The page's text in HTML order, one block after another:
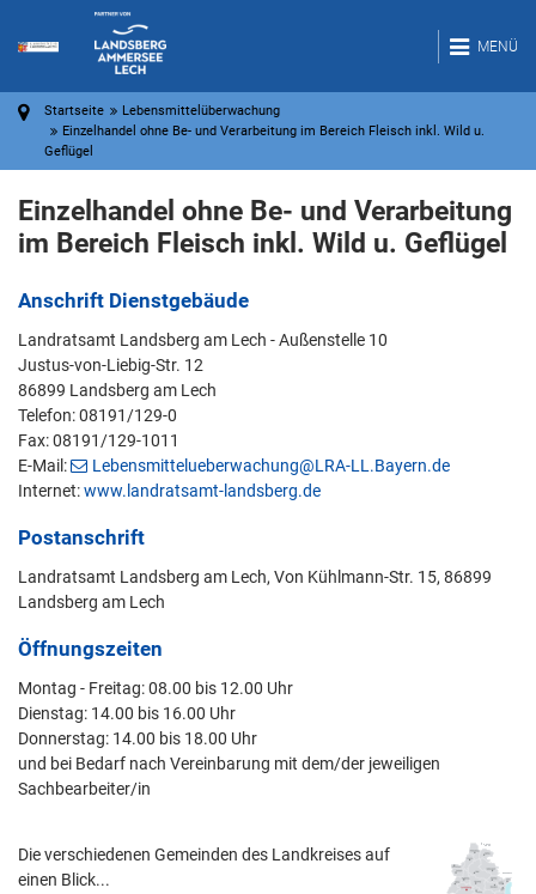
MENÜ
Startseite
Lebensmittelüberwachung
Einzelhandel ohne Be- und Verarbeitung im Bereich Fleisch inkl. Wild u.
Geflügel
Einzelhandel ohne Be- und Verarbeitung
im Bereich Fleisch inkl. Wild u. Geflügel
Anschrift Dienstgebäude
Landratsamt Landsberg am Lech - Außenstelle 10
Justus-von-Liebig-Str. 12
86899 Landsberg am Lech
Telefon: 08191/129-0
Fax: 08191/129-1011
E-Mail:
Lebensmittelueberwachung@LRA-LL.Bayern.de
Internet:www.landratsamt-landsberg.de
Postanschrift
Landratsamt Landsberg am Lech, Von Kühlmann-Str. 15, 86899
Landsberg am Lech
Öffnungszeiten
Montag - Freitag: 08.00 bis 12.00 Uhr
Dienstag: 14.00 bis 16.00 Uhr
Donnerstag: 14.00 bis 18.00 Uhr
und bei Bedarf nach Vereinbarung mit dem/der jeweiligen
Sachbearbeiter/in
Die verschiedenen Gemeinden des Landkreises auf
einen Blick...